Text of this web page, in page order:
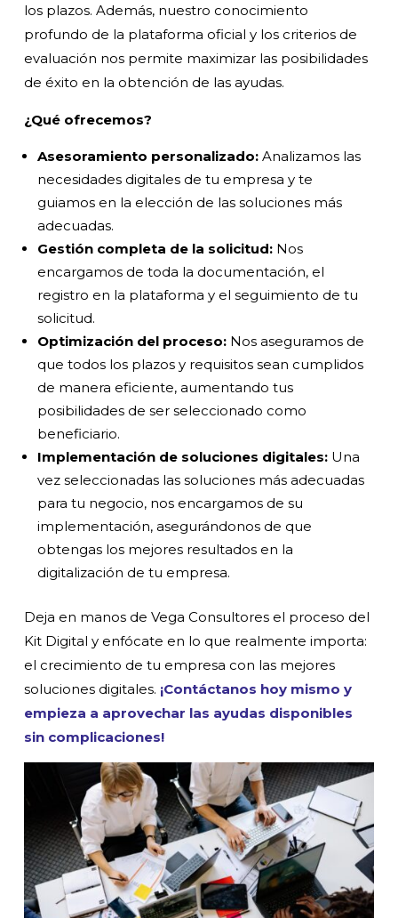
los plazos. Además, nuestro conocimiento
profundo de la plataforma oficial y los criterios de
evaluación nos permite maximizar las posibilidades
de éxito en la obtención de las ayudas.
¿Qué ofrecemos?
Asesoramiento personalizado: Analizamos las
necesidades digitales de tu empresa y te
guiamos en la elección de las soluciones más
adecuadas.
Gestión completa de la solicitud: Nos
encargamos de toda la documentación, el
registro en la plataforma y el seguimiento de tu
solicitud.
Optimización del proceso: Nos aseguramos de
que todos los plazos y requisitos sean cumplidos
de manera eficiente, aumentando tus
posibilidades de ser seleccionado como
beneficiario.
Implementación de soluciones digitales: Una
vez seleccionadas las soluciones más adecuadas
para tu negocio, nos encargamos de su
implementación, asegurándonos de que
obtengas los mejores resultados en la
digitalización de tu empresa.
Deja en manos de Vega Consultores el proceso del
Kit Digital y enfócate en lo que realmente importa:
el crecimiento de tu empresa con las mejores
soluciones digitales. ¡Contáctanos hoy mismo y
empieza a aprovechar las ayudas disponibles
sin complicaciones!